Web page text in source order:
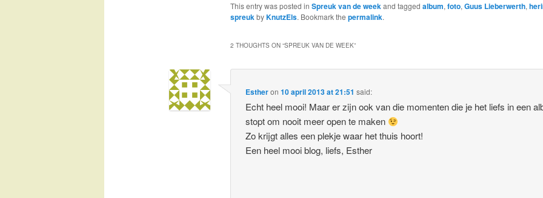
This entry was posted in Spreuk van de weekand tagged album,foto,Guus Lieberwerth,
spreukbyKnutzEls. Bookmark the permalink.
2 THOUGHTS ON “SPREUK VAN DE WEEK”
Estheron10 april 2013 at 21:51 said:
Echt heel mooi! Maar er zijn ook van die momenten die je het liefs in een
stopt om nooit meer open te maken
Zo krijgt alles een plekje waar het thuis hoort!
Een heel mooi blog, liefs, Esther